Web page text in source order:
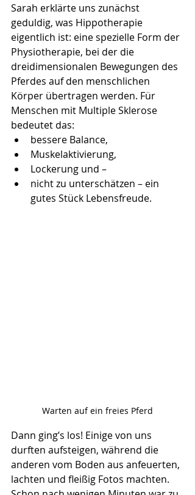
Sarah erklärte uns zunächst
geduldig, was Hippotherapie
eigentlich ist: eine spezielle Form der
Physiotherapie, bei der die
dreidimensionalen Bewegungen des
Pferdes auf den menschlichen
Körper übertragen werden. Für
Menschen mit Multiple Sklerose
bedeutet das:
bessere Balance,
Muskelaktivierung,
Lockerung und –
nicht zu unterschätzen – ein
gutes Stück Lebensfreude.
Warten auf ein freies Pferd
Dann ging’s los! Einige von uns
durften aufsteigen, während die
anderen vom Boden aus anfeuerten,
lachten und fleißig Fotos machten.